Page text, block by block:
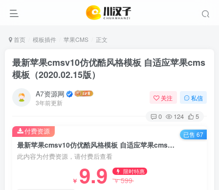
首页 模板插件 苹果CMS 正文
最新苹果cmsv10仿优酷风格模板 自适应苹果cms
模板（2020.02.15版）
A7资源网
3年前更新
关注 私信
0 124 5
最新苹果cmsv10仿优酷风格模板 自适应苹果cms模板（2020.02.15版）
此内容为付费资源，请付费后查看
￥ 9.9 限时特惠
￥599
付费资源 已售 67